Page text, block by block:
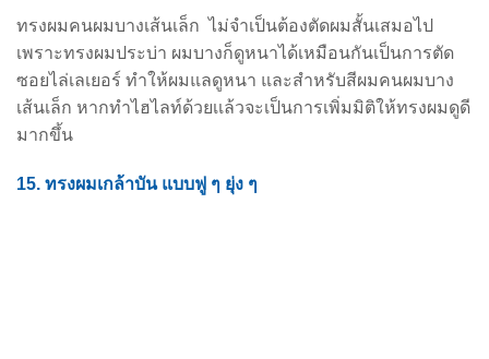
ทรงผมคนผมบางเส้นเล็ก ไม่จำเป็นต้องตัดผมสั้นเสมอไป
เพราะทรงผมประบ่า ผมบางก็ดูหนาได้เหมือนกันเป็นการตัด
ซอยไล่เลเยอร์ ทำให้ผมแลดูหนา และสำหรับสีผมคนผมบาง
เส้นเล็ก หากทำไฮไลท์ด้วยเเล้วจะเป็นการเพิ่มมิติให้ทรงผมดูดี
มากขึ้น
15. ทรงผมเกล้าบัน แบบฟู ๆ ยุ่ง ๆ